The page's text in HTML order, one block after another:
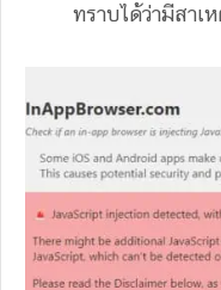
ทราบได้ว่ามีสาเ